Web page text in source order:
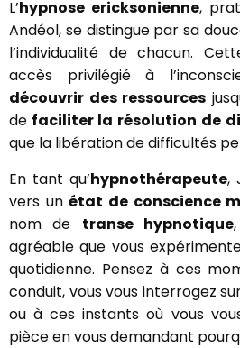
L’hypnose ericksonienne,
Andéol, se distingue par sa
l’individualité de chacun.
accès privilégié à
découvrir des ressources
de faciliter la résolution de
que la libération de difficultés
En tant qu’hypnothérapeute,
vers unétat de conscience
nom de transe hypnotique
agréable que vous
quotidienne. Pensez à ces
conduit, vous vous interrogez
ou à ces instants où vous
pièce en vous demandant